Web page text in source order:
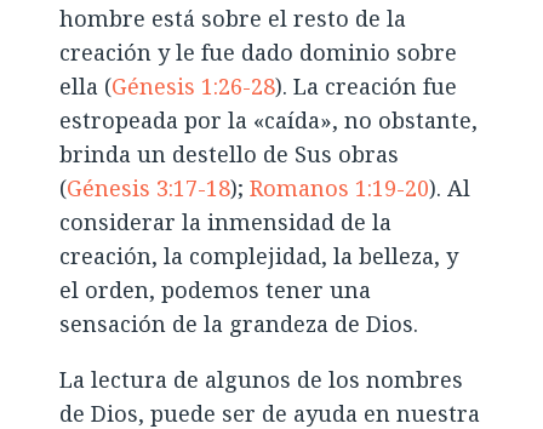
hombre está sobre el resto de la
creación y le fue dado dominio sobre
ella (Génesis 1:26-28). La creación fue
estropeada por la «caída», no obstante,
brinda un destello de Sus obras
(Génesis 3:17-18);Romanos 1:19-20). Al
considerar la inmensidad de la
creación, la complejidad, la belleza, y
el orden, podemos tener una
sensación de la grandeza de Dios.
La lectura de algunos de los nombres
de Dios, puede ser de ayuda en nuestra